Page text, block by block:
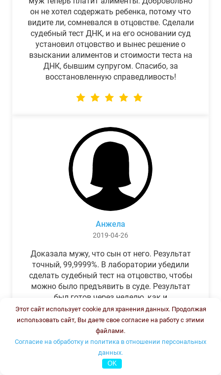
он не хотел содержать ребенка, потому что
видите ли, сомневался в отцовстве. Сделали
судебный тест ДНК, и на его основании суд
установил отцовство и вынес решение о
взыскании алиментов и стоимости теста на
ДНК, бывшим супругом. Спасибо, за
восстановленную справедливость!
Анжела
2019-04-26
Доказала мужу, что сын от него. Результат
точный, 99,9999%. В лаборатории убедили
сделать судебный тест на отцовство, чтобы
можно было предъявить в суде. Результат
был готов через неделю, как и
обещали.Теперь муж бегает и извиняется.
Этот сайт использует cookie для хранения данных. Продолжая
использовать сайт, Вы даете свое согласие на работу с этими
файлами.
Согласие на обработку и политика в отношении персональных
данных.
OK